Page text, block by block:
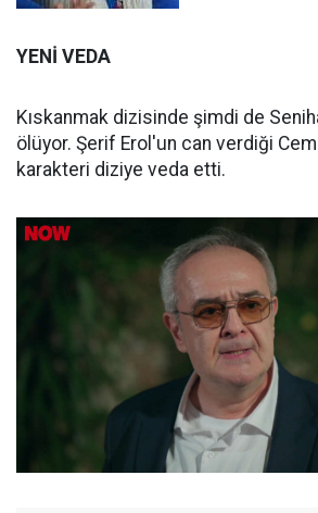
YENİ VEDA
Kıskanmak dizisinde şimdi de
ölüyor. Şerif Erol'un can verdiği
karakteri diziye veda etti.